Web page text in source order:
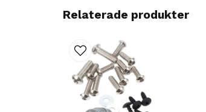
Relaterade produkter